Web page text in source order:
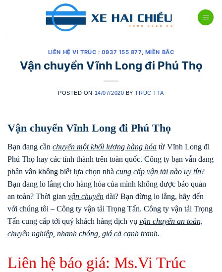
LIÊN HỆ VI TRÚC : 0937 155 877, MIỀN BẮC
Vận chuyển Vĩnh Long đi Phú Thọ
POSTED ON 14/07/2020 BYTRUC TTA
Vận chuyển Vĩnh Long đi Phú Thọ
Bạn đang cần chuyển một khối lượng hàng hóa từ Vĩnh Long đi
Phú Thọ hay các tỉnh thành trên toàn quốc. Công ty bạn vẫn đang
phân vân không biết lựa chọn nhà cung cấp vận tải nào uy tín?
Bạn đang lo lắng cho hàng hóa của mình không được bảo quản
an toàn? Thời gian vận chuyển dài? Bạn đừng lo lắng, hãy đến
với chúng tôi – Công ty vận tải Trọng Tấn. Công ty vận tải Trọng
Tấn cung cấp tới quý khách hàng dịch vụ vận chuyển an toàn,
chuyên nghiệp, nhanh chóng, giá cả cạnh tranh.
Liên hệ báo giá: Ms.Vi Trúc